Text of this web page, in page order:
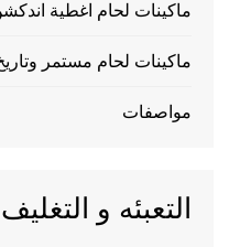
ماكينات لحام اغطية
ماكينات لحام مستمر
مواصفات
التعبئه و التغليف